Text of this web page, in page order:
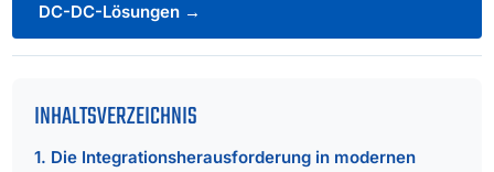
DC-DC-Lösungen →
INHALTSVERZEICHNIS
1. Die Integrationsherausforderung in modernen